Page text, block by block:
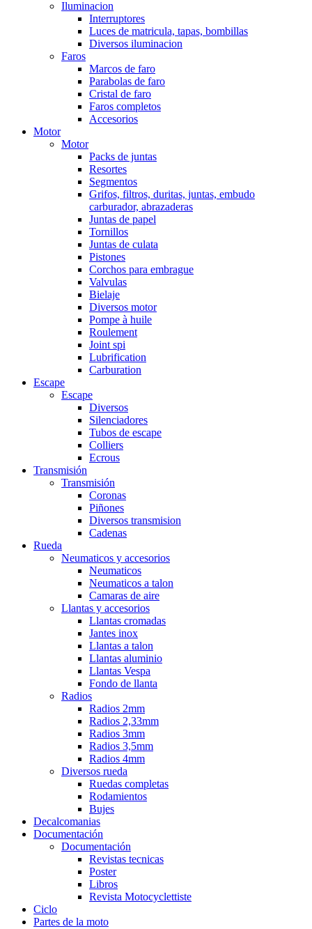
Iluminacion
Interruptores
Luces de matricula, tapas, bombillas
Diversos iluminacion
Faros
Marcos de faro
Parabolas de faro
Cristal de faro
Faros completos
Accesorios
Motor
Motor
Packs de juntas
Resortes
Segmentos
Grifos, filtros, duritas, juntas, embudo
carburador, abrazaderas
Juntas de papel
Tornillos
Juntas de culata
Pistones
Corchos para embrague
Valvulas
Bielaje
Diversos motor
Pompe à huile
Roulement
Joint spi
Lubrification
Carburation
Escape
Escape
Diversos
Silenciadores
Tubos de escape
Colliers
Ecrous
Transmisión
Transmisión
Coronas
Piñones
Diversos transmision
Cadenas
Rueda
Neumaticos y accesorios
Neumaticos
Neumaticos a talon
Camaras de aire
Llantas y accesorios
Llantas cromadas
Jantes inox
Llantas a talon
Llantas aluminio
Llantas Vespa
Fondo de llanta
Radios
Radios 2mm
Radios 2,33mm
Radios 3mm
Radios 3,5mm
Radios 4mm
Diversos rueda
Ruedas completas
Rodamientos
Bujes
Decalcomanias
Documentación
Documentación
Revistas tecnicas
Poster
Libros
Revista Motocyclettiste
Ciclo
Partes de la moto